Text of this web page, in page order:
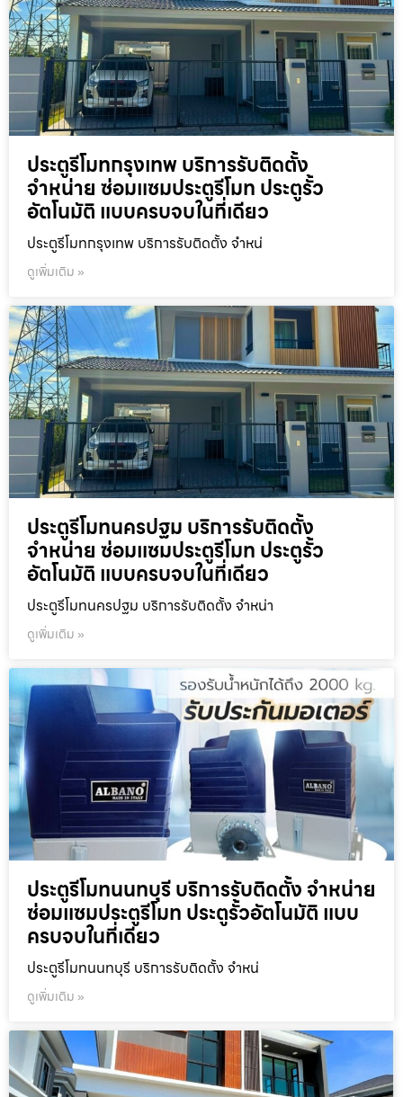
ประตูรีโมทกรุงเทพ บริการรับติดตั้ง
จำหน่าย ซ่อมแซมประตูรีโมท ประตูรั้ว
อัตโนมัติ แบบครบจบในที่เดียว
ประตูรีโมทกรุงเทพ บริการรับติดตั้ง จำหน่
ดูเพิ่มเติม »
ประตูรีโมทนครปฐม บริการรับติดตั้ง
จำหน่าย ซ่อมแซมประตูรีโมท ประตูรั้ว
อัตโนมัติ แบบครบจบในที่เดียว
ประตูรีโมทนครปฐม บริการรับติดตั้ง จำหน่า
ดูเพิ่มเติม »
ประตูรีโมทนนทบุรี บริการรับติดตั้ง จำหน่าย
ซ่อมแซมประตูรีโมท ประตูรั้วอัตโนมัติ แบบ
ครบจบในที่เดียว
ประตูรีโมทนนทบุรี บริการรับติดตั้ง จำหน่
ดูเพิ่มเติม »